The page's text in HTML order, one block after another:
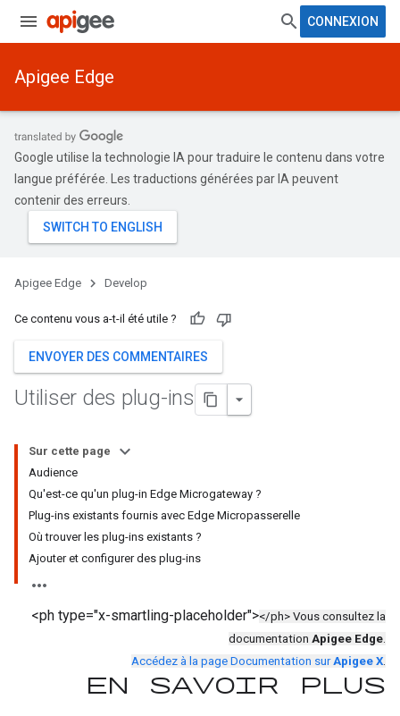
CONNEXION
Apigee Edge
Google utilise la technologie IA pour traduire le contenu dans votre
langue préférée. Les traductions générées par IA peuvent
contenir des erreurs.
Apigee Edge Develop
Ce contenu vous a-t-il été utile ?
ENVOYER DES COMMENTAIRES
Utiliser des plug-ins
Sur cette page
Audience
Qu'est-ce qu'un plug-in Edge Microgateway ?
Plug-ins existants fournis avec Edge Micropasserelle
Où trouver les plug-ins existants ?
Ajouter et configurer des plug-ins
<ph type="x-smartling-placeholder"></ph> Vous consultez la
documentation Apigee Edge.
Accédez à la page Documentation surApigee X.
En savoir plus